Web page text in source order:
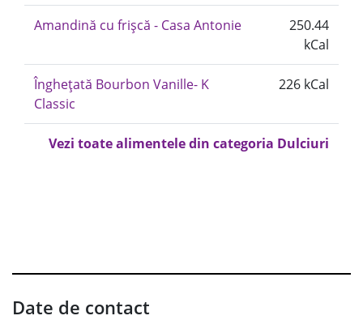
Amandină cu frișcă - Casa Antonie
250.44
kCal
Înghețată Bourbon Vanille- K
Classic
226 kCal
Vezi toate alimentele din categoria Dulciuri
Date de contact